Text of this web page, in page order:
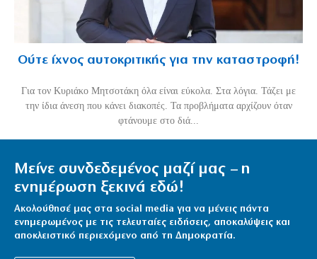
Ούτε ίχνος αυτοκριτικής για την καταστροφή!
Για τον Κυριάκο Μητσοτάκη όλα είναι εύκολα. Στα λόγια. Τάζει με
την ίδια άνεση που κάνει διακοπές. Τα προβλήματα αρχίζουν όταν
φτάνουμε στο διά...
Μείνε συνδεδεμένος μαζί μας – η
ενημέρωση ξεκινά εδώ!
Ακολούθησέ μας στα social media για να μένεις πάντα
ενημερωμένος με τις τελευταίες ειδήσεις, αποκαλύψεις και
αποκλειστικό περιεχόμενο από τη Δημοκρατία.